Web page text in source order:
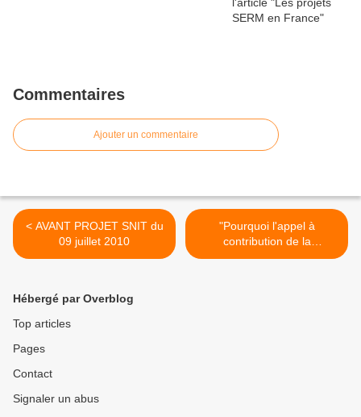
Commentaires
Ajouter un commentaire
< AVANT PROJET SNIT du
09 juillet 2010
"Pourquoi l'appel à
contribution de la
Commission européenne
Hébergé par Overblog
Top articles
Pages
Contact
Signaler un abus